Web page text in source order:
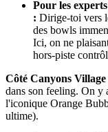
Pour les
: Dirige-toi vers
des bowls
Ici, on ne
hors-piste
Côté Canyons
dans son feeling. On y
l'iconique Orange
ultime).